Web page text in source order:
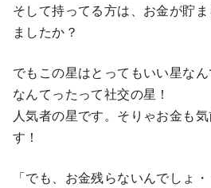
そして持ってる方は、お金が貯
ましたか？
でもこの星はとってもいい星なん
なんてったって社交の星！
人気者の星です。そりゃお金も
す！
「でも、お金残らないんでしょ・